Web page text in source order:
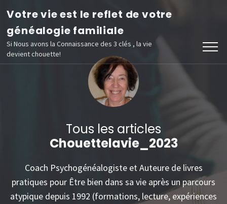
Aller
contenu
(Pressez
Votre vie est le reflet de votre
généalogie familiale
Si Nous avons la Connaissance des 3 clés , la vie
devient chouette!
Tous les articles
Chouettelavie_2023
Coach Psychogénéalogiste et Auteure de livres
pratiques pour Être bien dans sa vie après un parcours
atypique depuis 1992 (formations, lecture, expériences